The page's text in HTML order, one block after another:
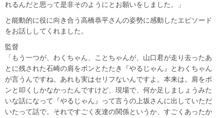
れるんだと思って是非そのようにとお願いをしました。」
と能動的に役に向き合う高橋恭平さんの姿勢に感動したエピソード
をお話ししてくれました。
監督
「もう一つが、わくちゃん、ことちゃんが、山口君が走り去ったあ
とに残された石崎の肩をポンとたたき『やるじゃん』とわくちゃん
が言うんですね。あれも実はセリフないんですよ。本来は。肩をポ
ンと叩くしかなかったんですけど、現場で、何か足しましょうみた
いな話になって『やるじゃん』って言うの上坂さんに出していただ
いたって話で。それですごく友達の関係というか、すごくあったか